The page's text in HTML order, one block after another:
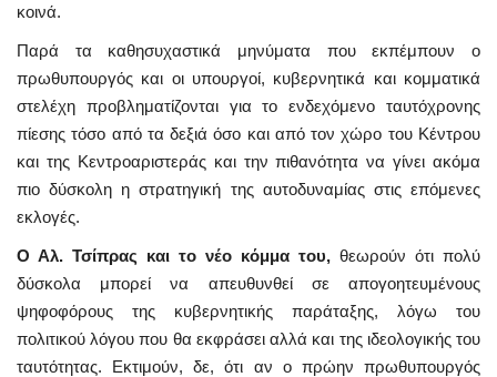
κοινά.
Παρά τα καθησυχαστικά μηνύματα που εκπέμπουν ο
πρωθυπουργός και οι υπουργοί, κυβερνητικά και κομματικά
στελέχη προβληματίζονται για το ενδεχόμενο ταυτόχρονης
πίεσης τόσο από τα δεξιά όσο και από τον χώρο του Κέντρου
και της Κεντροαριστεράς και την πιθανότητα να γίνει ακόμα
πιο δύσκολη η στρατηγική της αυτοδυναμίας στις επόμενες
εκλογές.
Ο Αλ. Τσίπρας και το νέο κόμμα του, θεωρούν ότι πολύ
δύσκολα μπορεί να απευθυνθεί σε απογοητευμένους
ψηφοφόρους της κυβερνητικής παράταξης, λόγω του
πολιτικού λόγου που θα εκφράσει αλλά και της ιδεολογικής του
ταυτότητας. Εκτιμούν, δε, ότι αν ο πρώην πρωθυπουργός